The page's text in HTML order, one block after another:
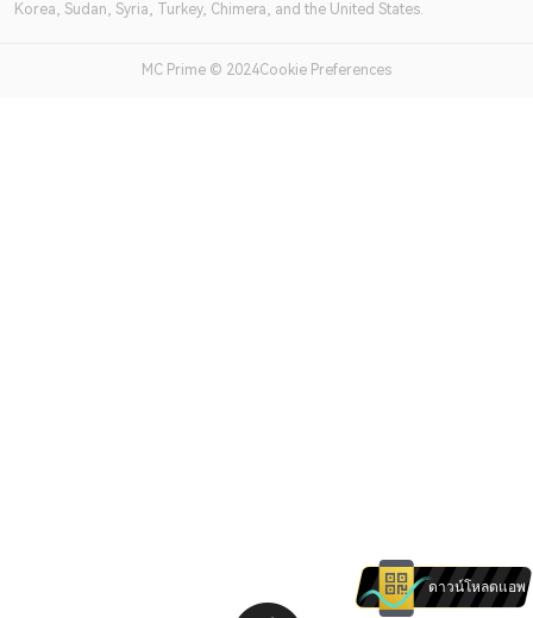
Korea, Sudan, Syria, Turkey, Chimera, and the United States.
MC Prime © 2024Cookie Preferences
ดาวน์โหลดแอพ